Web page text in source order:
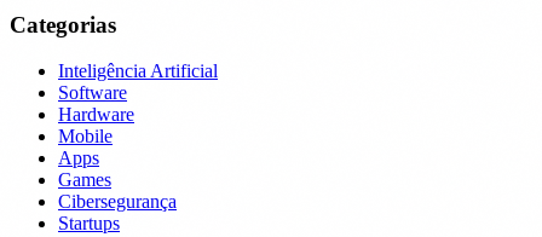
Categorias
Inteligência Artificial
Software
Hardware
Mobile
Apps
Games
Cibersegurança
Startups